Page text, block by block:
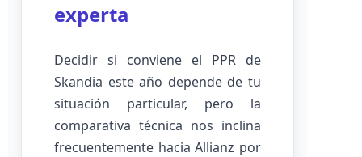
experta
Decidir si conviene el PPR de
Skandia este año depende de tu
situación particular, pero la
comparativa técnica nos inclina
frecuentemente hacia Allianz por